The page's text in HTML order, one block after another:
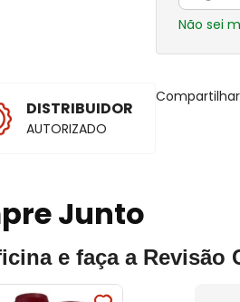
DISTRIBUIDOR
AUTORIZADO
Não sei
Compartilhar
Junto
e faça a Revisão